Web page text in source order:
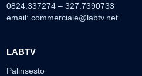
0824.337274 – 327.7390733
email: commerciale@labtv.net
LABTV
Palinsesto